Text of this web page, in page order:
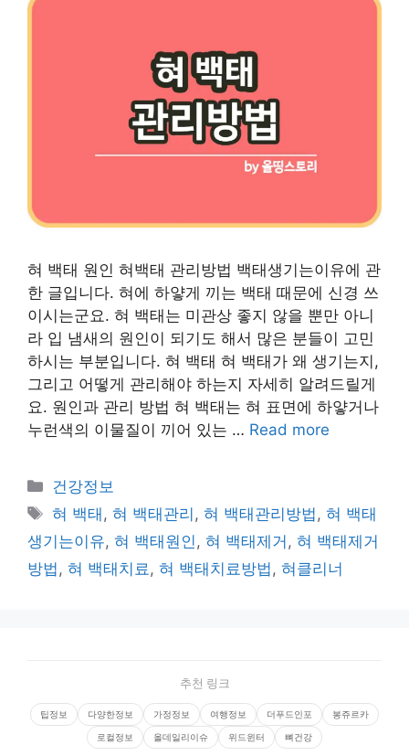
혀 백태 원인 혀백태 관리방법 백태생기는이유에 관
한 글입니다. 혀에 하얗게 끼는 백태 때문에 신경 쓰
이시는군요. 혀 백태는 미관상 좋지 않을 뿐만 아니
라 입 냄새의 원인이 되기도 해서 많은 분들이 고민
하시는 부분입니다. 혀 백태 혀 백태가 왜 생기는지,
그리고 어떻게 관리해야 하는지 자세히 알려드릴게
요. 원인과 관리 방법 혀 백태는 혀 표면에 하얗거나
누런색의 이물질이 끼어 있는 … Read more
Categories
건강정보
Tags
혀 백태 ,혀 백태관리 ,혀 백태관리방법,혀 백태
생기는이유, 혀 백태원인, 혀 백태제거 , 혀 백태제거
방법, 혀 백태치료, 혀 백태치료방법, 혀클리너
추천 링크
팁정보 다양한정보 가정정보 여행정보 더푸드인포 봉쥬르카
로컬정보 올데일리이슈 위드윈터 뼈건강